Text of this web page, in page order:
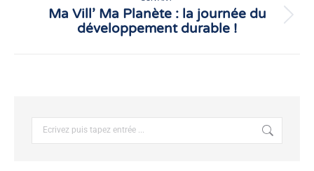
Article
suivant
Ma Vill’ Ma Planète : la journée du
développement durable !